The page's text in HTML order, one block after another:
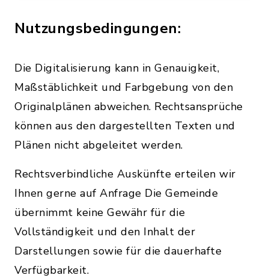
Nutzungsbedingungen:
Die Digitalisierung kann in Genauigkeit,
Maßstäblichkeit und Farbgebung von den
Originalplänen abweichen. Rechtsansprüche
können aus den dargestellten Texten und
Plänen nicht abgeleitet werden.
Rechtsverbindliche Auskünfte erteilen wir
Ihnen gerne auf Anfrage Die Gemeinde
übernimmt keine Gewähr für die
Vollständigkeit und den Inhalt der
Darstellungen sowie für die dauerhafte
Verfügbarkeit.